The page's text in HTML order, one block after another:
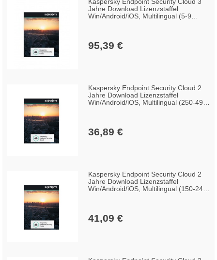
Jahre Download Lizenzstaffel
Win/Android/iOS, Multilingual (5-9
95,39 €
Kaspersky Endpoint Security Cloud 2
Jahre Download Lizenzstaffel
Win/Android/iOS, Multilingual (250-499
36,89 €
Kaspersky Endpoint Security Cloud 2
Jahre Download Lizenzstaffel
Win/Android/iOS, Multilingual (150-249
41,09 €